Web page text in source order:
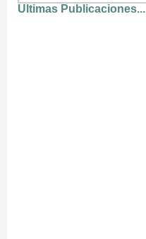
Ultimas Publicaciones...